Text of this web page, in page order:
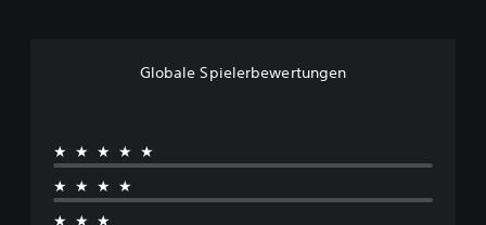
Globale Spielerbewertungen
★★★★★
★★★★
★★★